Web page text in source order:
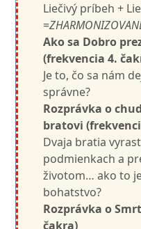
Liečivý príbeh +
=
Ako sa Dobro
(frekvencia 4.
Je to, čo sa nám
správne?
Rozprávka o
bratovi
Dvaja bratia
podmienkach a
životom… ako to
bohatstvo?
Rozprávka o
čakra)